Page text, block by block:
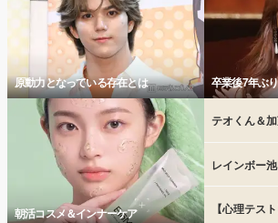
原動力となっている存在とは 卒業後7年ぶ
朝活コスメ＆インナーケア
テオくん＆
レインボー
【心理テス